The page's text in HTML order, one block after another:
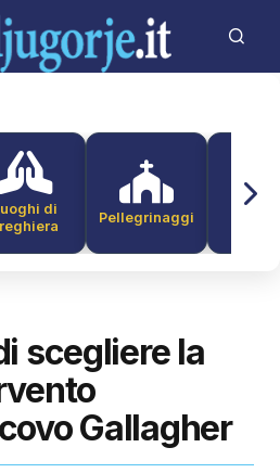
di
Pellegrinaggi
scegliere la
Gallagher